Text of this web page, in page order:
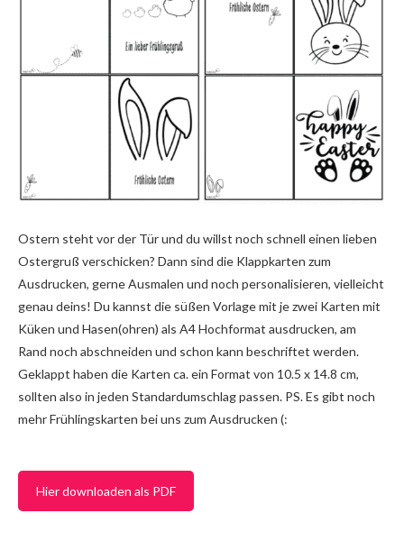
Ostern steht vor der Tür und du willst noch schnell einen lieben
Ostergruß verschicken? Dann sind die Klappkarten zum
Ausdrucken, gerne Ausmalen und noch personalisieren, vielleicht
genau deins! Du kannst die süßen Vorlage mit je zwei Karten mit
Küken und Hasen(ohren) als A4 Hochformat ausdrucken, am
Rand noch abschneiden und schon kann beschriftet werden.
Geklappt haben die Karten ca. ein Format von 10.5 x 14.8 cm,
sollten also in jeden Standardumschlag passen. PS. Es gibt noch
mehr Frühlingskarten bei uns zum Ausdrucken (:
Hier downloaden als PDF